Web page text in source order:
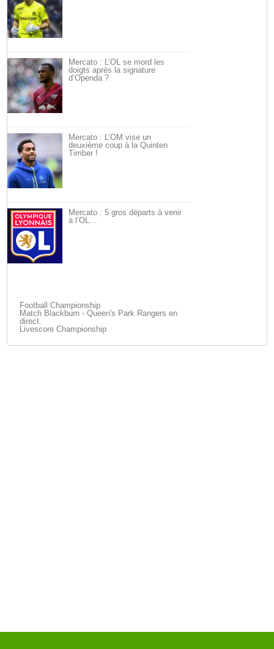
Mercato : L’OL se mord les
doigts après la signature
d’Openda ?
Mercato : L’OM vise un
deuxième coup à la Quinten
Timber !
Mercato : 5 gros départs à venir
à l’OL…
Football Championship
Match Blackburn - Queen's Park Rangers en
direct.
Livescore Championship